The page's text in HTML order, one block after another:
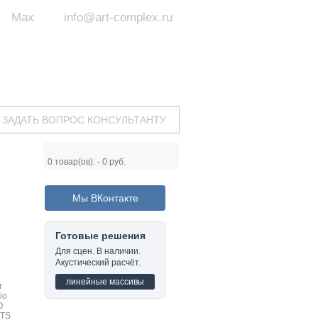
info@art-complex.ru
Max
ЗАДАТЬ ВОПРОС КОНСУЛЬТАНТУ
0 товар(ов): - 0 руб.
Мы ВКонтакте
Готовые решения
Для сцен. В наличии.
Акустический расчёт.
линейные массивы